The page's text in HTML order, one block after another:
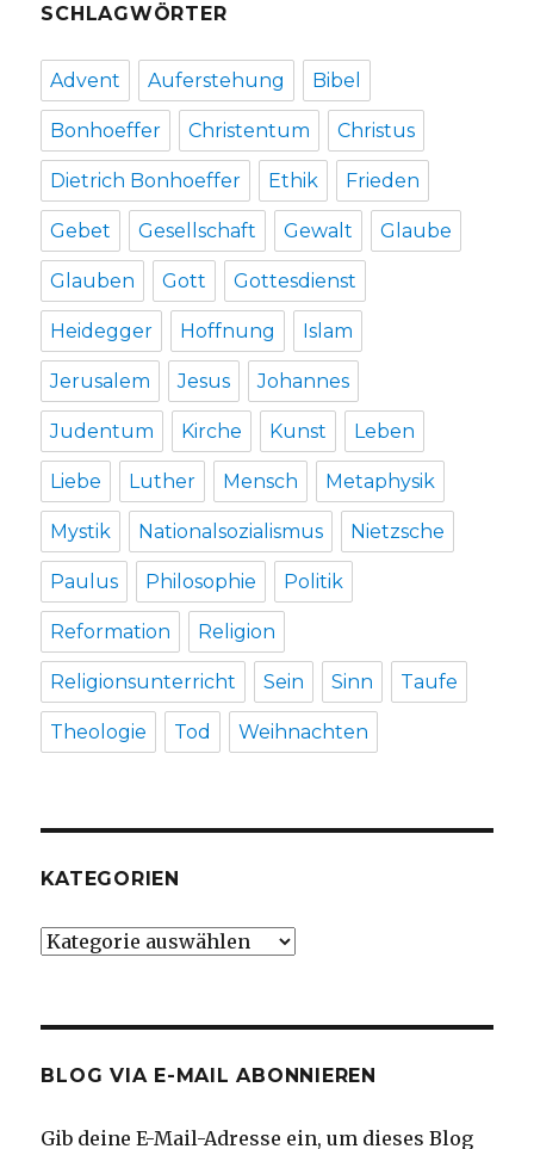
SCHLAGWÖRTER
Advent Auferstehung Bibel
Bonhoeffer Christentum Christus
Dietrich Bonhoeffer Ethik Frieden
Gebet Gesellschaft Gewalt Glaube
Glauben Gott Gottesdienst
Heidegger Hoffnung Islam
Jerusalem Jesus Johannes
Judentum Kirche Kunst Leben
Liebe Luther Mensch Metaphysik
Mystik Nationalsozialismus Nietzsche
Paulus Philosophie Politik
Reformation Religion
Religionsunterricht Sein Sinn Taufe
Theologie Tod Weihnachten
KATEGORIEN
Kategorien
BLOG VIA E-MAIL ABONNIEREN
Gib deine E-Mail-Adresse ein, um dieses Blog